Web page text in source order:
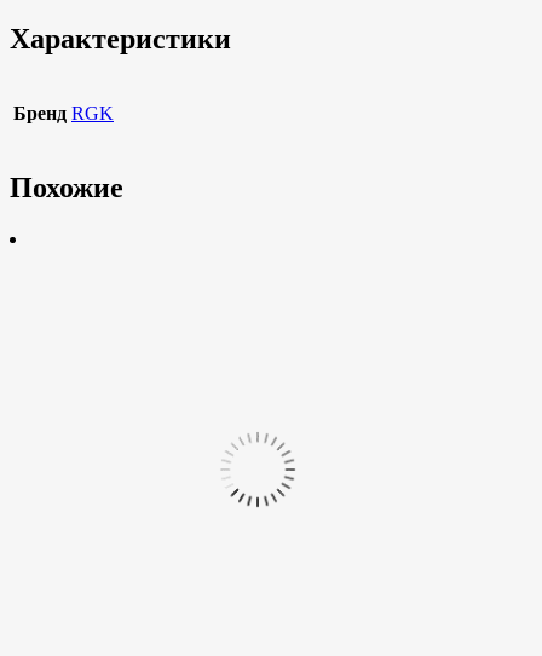
Характеристики
Бренд RGK
Похожие